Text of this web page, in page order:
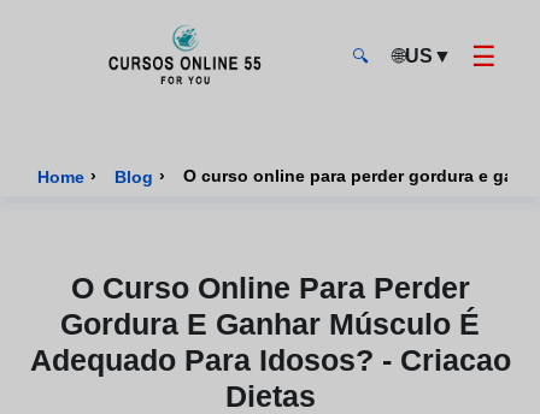
🔍 🌐US ▼ ☰
Home › Blog › O curso online para perder gordura e
O Curso Online Para Perder
Gordura E Ganhar Músculo É
Adequado Para Idosos? - Criacao
Dietas